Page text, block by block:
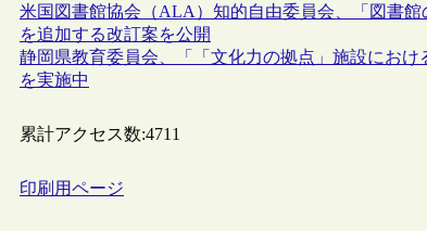
米国図書館協会（ALA）知的自由委員会、「図書
を追加する改訂案を公開
静岡県教育委員会、「「文化力の拠点」施設にお
を実施中
累計アクセス数:4711
印刷用ページ